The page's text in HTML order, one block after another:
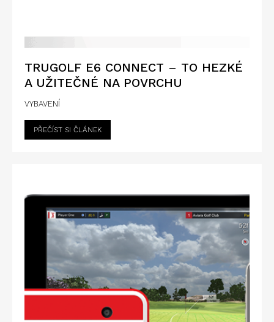
TRUGOLF E6 CONNECT – TO HEZKÉ
A UŽITEČNÉ NA POVRCHU
VYBAVENÍ
PŘEČÍST SI ČLÁNEK